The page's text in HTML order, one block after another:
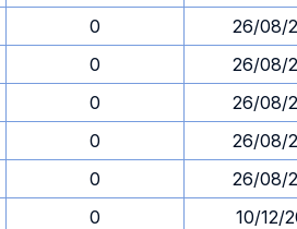
0
26/08/
0
26/08/
0
26/08/
0
26/08/
0
26/08/
0
10/12/